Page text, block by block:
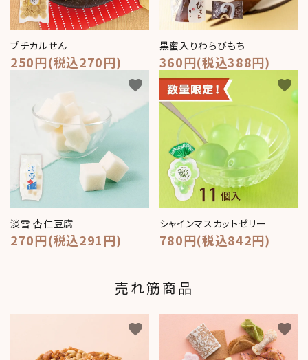
プチカルせん
250円(税込270円)
黒蜜入りわらびもち
360円(税込388円)
淡雪 杏仁豆腐
270円(税込291円)
favorite
シャインマスカットゼリー
780円(税込842円)
favorite
売れ筋商品
favorite favorite